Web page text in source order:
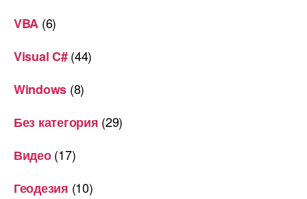
VBA (6)
Visual C#(44)
Windows (8)
Без категория (29)
Видео(17)
Геодезия (10)